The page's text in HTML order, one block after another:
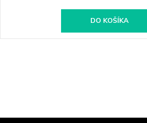
DO KOŠÍKA